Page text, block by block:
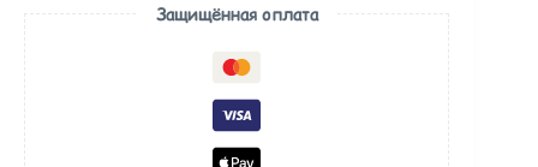
Защищённая оплата